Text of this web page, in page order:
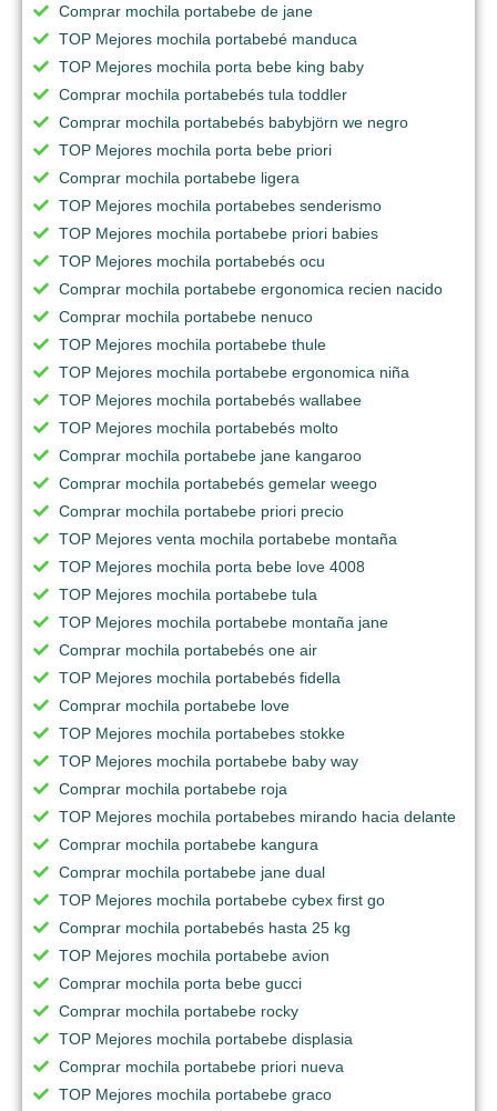
Comprar mochila portabebe de jane
TOP Mejores mochila portabebé manduca
TOP Mejores mochila porta bebe king baby
Comprar mochila portabebés tula toddler
Comprar mochila portabebés babybjörn we negro
TOP Mejores mochila porta bebe priori
Comprar mochila portabebe ligera
TOP Mejores mochila portabebes senderismo
TOP Mejores mochila portabebe priori babies
TOP Mejores mochila portabebés ocu
Comprar mochila portabebe ergonomica recien nacido
Comprar mochila portabebe nenuco
TOP Mejores mochila portabebe thule
TOP Mejores mochila portabebe ergonomica niña
TOP Mejores mochila portabebés wallabee
TOP Mejores mochila portabebés molto
Comprar mochila portabebe jane kangaroo
Comprar mochila portabebés gemelar weego
Comprar mochila portabebe priori precio
TOP Mejores venta mochila portabebe montaña
TOP Mejores mochila porta bebe love 4008
TOP Mejores mochila portabebe tula
TOP Mejores mochila portabebe montaña jane
Comprar mochila portabebés one air
TOP Mejores mochila portabebés fidella
Comprar mochila portabebe love
TOP Mejores mochila portabebes stokke
TOP Mejores mochila portabebe baby way
Comprar mochila portabebe roja
TOP Mejores mochila portabebes mirando hacia delante
Comprar mochila portabebe kangura
Comprar mochila portabebe jane dual
TOP Mejores mochila portabebe cybex first go
Comprar mochila portabebés hasta 25 kg
TOP Mejores mochila portabebe avion
Comprar mochila porta bebe gucci
Comprar mochila portabebe rocky
TOP Mejores mochila portabebe displasia
Comprar mochila portabebe priori nueva
TOP Mejores mochila portabebe graco